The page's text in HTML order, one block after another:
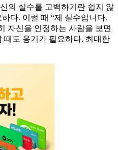
의 실수를 고백하기란 쉽지 않
다. 이럴 때 “제 실수입니다.
자신을 인정하는 사람을 보면
때도 용기가 필요하다. 최대한